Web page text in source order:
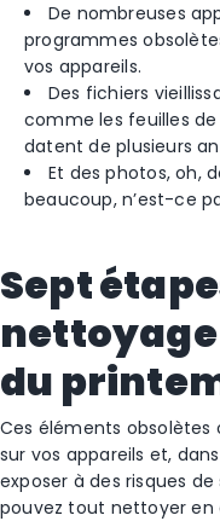
De nombreuses
programmes
vos appareils.
Des fichiers
comme les feuilles
datent de plusieurs
Et des photos, oh,
beaucoup, n’est-ce
Sept
du
Ces éléments obsolètes
sur vos appareils et,
exposer à des risques
pouvez tout nettoyer en